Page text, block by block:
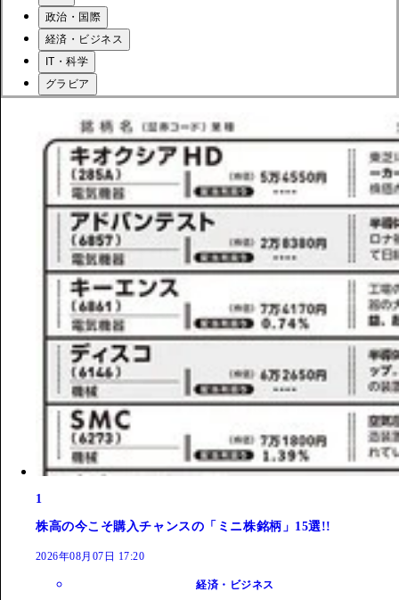
政治・国際
経済・ビジネス
IT・科学
グラビア
1
株高の今こそ購入チャンスの「ミニ株銘柄」15選!!
2026年08月07日 17:20
経済・ビジネス